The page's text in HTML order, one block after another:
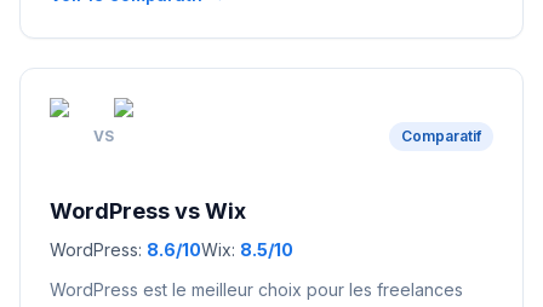
Webflow excelle pour les designers et profils
techniques qui veulent un contrôle visuel total et des
VS Comparatif
WordPressvsWix
WordPress: 8.6/10Wix: 8.5/10
WordPress est le meilleur choix pour les freelances